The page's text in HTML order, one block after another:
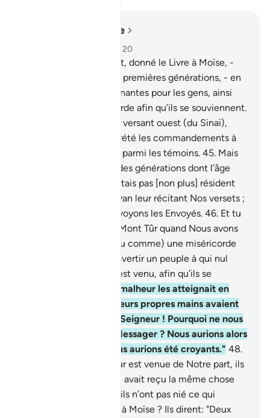
Lire dans le contexte
Chapitre 28, Page 391, Juz 20
Nous avons en effet, donné le Livre à Moïse, -
après avoir fait périr les premières générations, - en
tant que preuves illuminantes pour les gens, ainsi
que guidée et miséricorde afin qu’ils se souviennent.
Tu n’étais pas sur le versant ouest (du Sinaï),
quand Nous avons décrété les commandements à
Moïse, et tu n’étais pas parmi les témoins. 45. Mais
Nous avons fait naître des générations dont l’âge
s’est prolongé. Et tu n’étais pas [non plus] résident
parmi les gens de Madyan leur récitant Nos versets ;
mais c’est Nous qui envoyons les Envoyés. 46. Et tu
n’étais pas au flanc du Mont Tûr quand Nous avons
appelé. Mais (tu es venu comme) une miséricorde
de ton Seigneur, pour avertir un peuple à qui nul
avertisseur avant toi n’est venu, afin qu’ils se
Si un malheur les atteignait en
rétribution de ce que leurs propres mains avaient
préparé, ils diraient : "Seigneur ! Pourquoi ne nous
as-Tu pas envoyé un Messager ? Nous aurions alors
suivi Tes versets et nous aurions été croyants." 48.
Mais quand la vérité leur est venue de Notre part, ils
ont dit: "Si seulement il avait reçu la même chose
que Moïse !" Est-ce qu’ils n’ont pas nié ce qui
auparavant fut apporté à Moïse ? Ils dirent: "Deux